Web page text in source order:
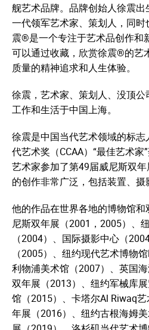
舰艺术品牌。品牌创始人徐震
一代领军艺术家、策划人，同
震®是一个专注于艺术品创作和
可以通过收藏，欣赏徐震®的艺
质量的精神追求和人生体验。
徐震，艺术家、策划人、没顶公
工作和生活于中国上海。
徐震是中国当代艺术领域的标
代艺术奖（CCAA）“最佳艺术
艺术家参加了第49届威尼斯双
的创作非常广泛，包括装置、摄
他的作品在世界各地的博物馆
尼斯双年展（2001，2005）、
（2004）、国际摄影中心（
（2005）、纽约现代艺术博物
利物浦美术馆（2007）、英国
双年展（2013）、纽约军械库
馆（2015）、卡塔尔Al Riwaq
年展（2016）、纽约古根海姆